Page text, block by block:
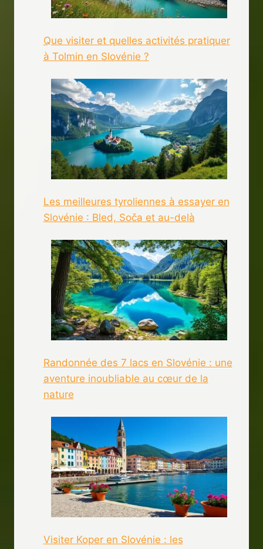
Que visiter et quelles activités pratiquer
à Tolmin en Slovénie ?
Les meilleures tyroliennes à essayer en
Slovénie : Bled, Soča et au-delà
Randonnée des 7 lacs en Slovénie : une
aventure inoubliable au cœur de la
nature
Visiter Koper en Slovénie : les